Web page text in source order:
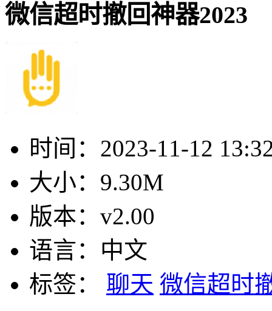
微信超时撤回神器2023
时间： 2023-11-12
大小： 9.30M
版本： v2.00
语言： 中文
标签：
聊天 微信超时